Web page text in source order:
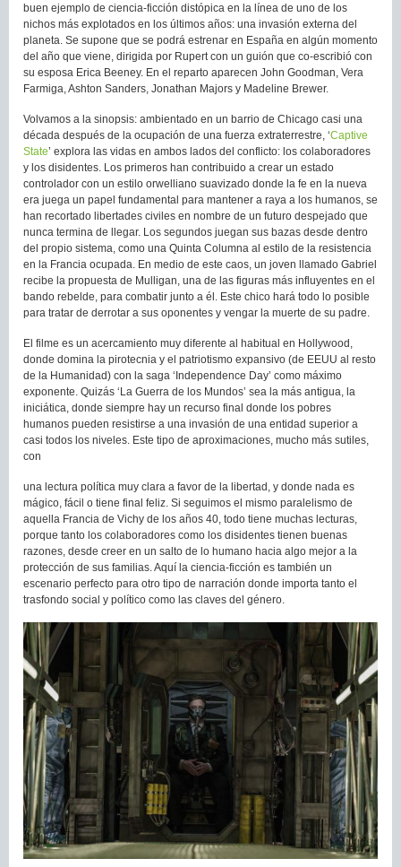
buen ejemplo de ciencia-ficción distópica en la línea de uno de los
nichos más explotados en los últimos años: una invasión externa del
planeta. Se supone que se podrá estrenar en España en algún momento
del año que viene, dirigida por Rupert con un guión que co-escribió con
su esposa Erica Beeney. En el reparto aparecen John Goodman, Vera
Farmiga, Ashton Sanders, Jonathan Majors y Madeline Brewer.
Volvamos a la sinopsis: ambientado en un barrio de Chicago casi una
década después de la ocupación de una fuerza extraterrestre, ‘Captive
State’ explora las vidas en ambos lados del conflicto: los colaboradores
y los disidentes. Los primeros han contribuido a crear un estado
controlador con un estilo orwelliano suavizado donde la fe en la nueva
era juega un papel fundamental para mantener a raya a los humanos, se
han recortado libertades civiles en nombre de un futuro despejado que
nunca termina de llegar. Los segundos juegan sus bazas desde dentro
del propio sistema, como una Quinta Columna al estilo de la resistencia
en la Francia ocupada. En medio de este caos, un joven llamado Gabriel
recibe la propuesta de Mulligan, una de las figuras más influyentes en el
bando rebelde, para combatir junto a él. Este chico hará todo lo posible
para tratar de derrotar a sus oponentes y vengar la muerte de su padre.
El filme es un acercamiento muy diferente al habitual en Hollywood,
donde domina la pirotecnia y el patriotismo expansivo (de EEUU al resto
de la Humanidad) con la saga ‘Independence Day’ como máximo
exponente. Quizás ‘La Guerra de los Mundos’ sea la más antigua, la
iniciática, donde siempre hay un recurso final donde los pobres
humanos pueden resistirse a una invasión de una entidad superior a
casi todos los niveles. Este tipo de aproximaciones, mucho más sutiles,
con
una lectura política muy clara a favor de la libertad, y donde nada es
mágico, fácil o tiene final feliz. Si seguimos el mismo paralelismo de
aquella Francia de Vichy de los años 40, todo tiene muchas lecturas,
porque tanto los colaboradores como los disidentes tienen buenas
razones, desde creer en un salto de lo humano hacia algo mejor a la
protección de sus familias. Aquí la ciencia-ficción es también un
escenario perfecto para otro tipo de narración donde importa tanto el
trasfondo social y político como las claves del género.